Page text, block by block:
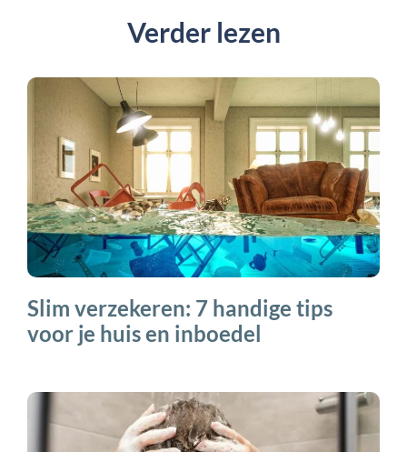
Verder lezen
Slim verzekeren: 7 handige tips
voor je huis en inboedel